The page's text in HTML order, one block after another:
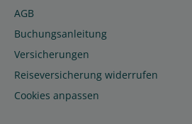
AGB
Buchungsanleitung
Versicherungen
Reiseversicherung widerrufen
Cookies anpassen